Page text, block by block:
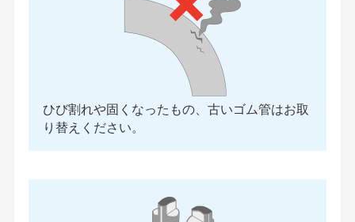
ひび割れや固くなったもの、古いゴム管はお取
り替えください。